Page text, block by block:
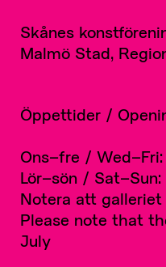
Skånes
Malmö Stad,
Öppettider /
Ons–fre / Wed–Fri:
Lör–sön / Sat–Sun:
Notera att
Please note that
July